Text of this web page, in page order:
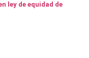
ley de equidad de